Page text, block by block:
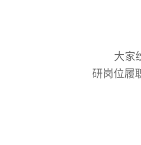
大家
研岗位履